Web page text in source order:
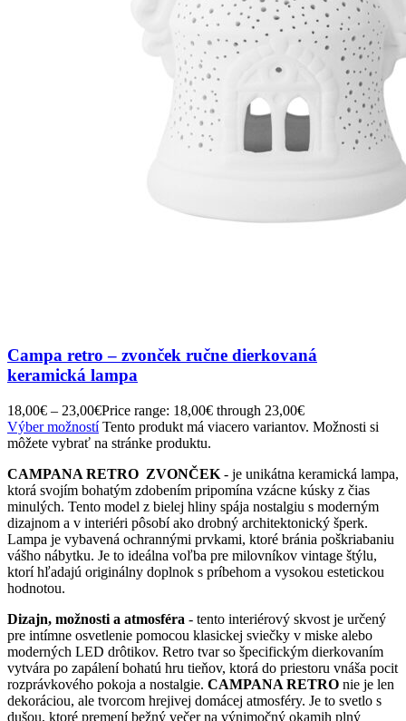
Campa retro – zvonček ručne dierkovaná
keramická lampa
18,00€ – 23,00€Price range: 18,00€ through 23,00€
Výber možnostíTento produkt má viacero variantov. Možnosti si
môžete vybrať na stránke produktu.
CAMPANA RETRO ZVONČEK - je unikátna keramická lampa,
ktorá svojím bohatým zdobením pripomína vzácne kúsky z čias
minulých. Tento model z bielej hliny spája nostalgiu s moderným
dizajnom a v interiéri pôsobí ako drobný architektonický šperk.
Lampa je vybavená ochrannými prvkami, ktoré bránia poškriabaniu
vášho nábytku. Je to ideálna voľba pre milovníkov vintage štýlu,
ktorí hľadajú originálny doplnok s príbehom a vysokou estetickou
hodnotou.
Dizajn, možnosti a atmosféra - tento interiérový skvost je určený
pre intímne osvetlenie pomocou klasickej sviečky v miske alebo
moderných LED drôtikov. Retro tvar so špecifickým dierkovaním
vytvára po zapálení bohatú hru tieňov, ktorá do priestoru vnáša pocit
rozprávkového pokoja a nostalgie. CAMPANA RETRO nie je len
dekoráciou, ale tvorcom hrejivej domácej atmosféry. Je to svetlo s
dušou, ktoré premení bežný večer na výnimočný okamih plný